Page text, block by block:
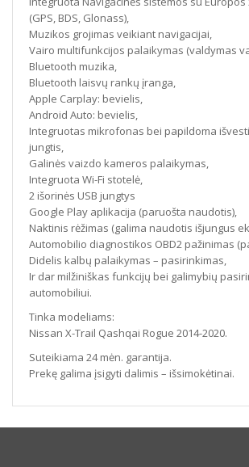
(GPS, BDS, Glonass),
Muzikos grojimas veikiant navigacijai,
Vairo multifunkcijos palaikymas (valdymas
Bluetooth muzika,
Bluetooth laisvų rankų įranga,
Apple Carplay: bevielis,
Android Auto: bevielis,
Integruotas mikrofonas bei papildoma
jungtis,
Galinės vaizdo kameros palaikymas,
Integruota Wi-Fi stotelė,
2 išorinės USB jungtys
Google Play aplikacija (paruošta naudotis),
Naktinis rėžimas (galima naudotis išjungus
Automobilio diagnostikos OBD2 pažinimas
Didelis kalbų palaikymas – pasirinkimas,
Ir dar milžiniškas funkcijų bei galimybių
automobiliui.
Tinka modeliams:
Nissan X-Trail Qashqai Rogue 2014-2020.
Suteikiama 24 mėn. garantija.
Prekę galima įsigyti dalimis – išsimokėtinai.